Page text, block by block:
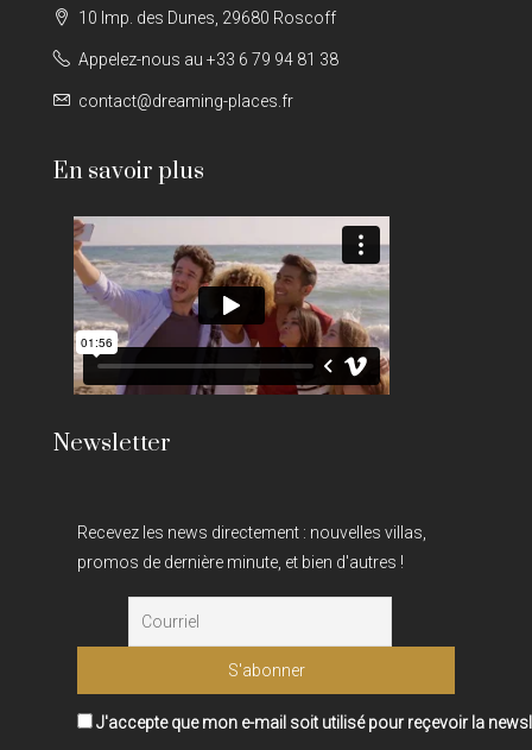
10 Imp. des Dunes, 29680 Roscoff
Appelez-nous au +33 6 79 94 81 38
contact@dreaming-places.fr
En savoir plus
Newsletter
Recevez les news directement : nouvelles villas,
promos de dernière minute, et bien d'autres !
J'accepte que mon e-mail soit utilisé pour reçevoir la